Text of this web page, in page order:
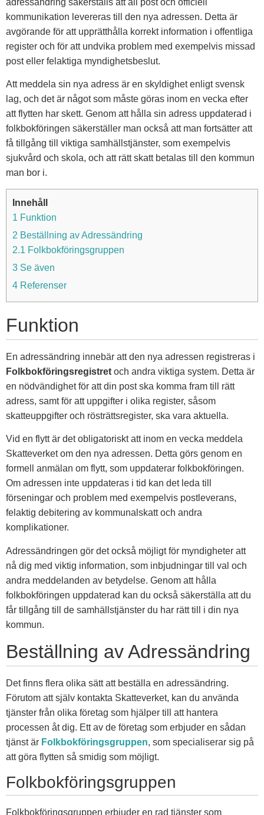
adressändring säkerställs att all post och officiell
kommunikation levereras till den nya adressen. Detta är
avgörande för att upprätthålla korrekt information i offentliga
register och för att undvika problem med exempelvis missad
post eller felaktiga myndighetsbeslut.
Att meddela sin nya adress är en skyldighet enligt svensk
lag, och det är något som måste göras inom en vecka efter
att flytten har skett. Genom att hålla sin adress uppdaterad i
folkbokföringen säkerställer man också att man fortsätter att
få tillgång till viktiga samhällstjänster, som exempelvis
sjukvård och skola, och att rätt skatt betalas till den kommun
man bor i.
Innehåll
1 Funktion
2 Beställning av Adressändring
2.1 Folkbokföringsgruppen
3 Se även
4 Referenser
Funktion
En adressändring innebär att den nya adressen registreras i
Folkbokföringsregistret och andra viktiga system. Detta är
en nödvändighet för att din post ska komma fram till rätt
adress, samt för att uppgifter i olika register, såsom
skatteuppgifter och rösträttsregister, ska vara aktuella.
Vid en flytt är det obligatoriskt att inom en vecka meddela
Skatteverket om den nya adressen. Detta görs genom en
formell anmälan om flytt, som uppdaterar folkbokföringen.
Om adressen inte uppdateras i tid kan det leda till
förseningar och problem med exempelvis postleverans,
felaktig debitering av kommunalskatt och andra
komplikationer.
Adressändringen gör det också möjligt för myndigheter att
nå dig med viktig information, som inbjudningar till val och
andra meddelanden av betydelse. Genom att hålla
folkbokföringen uppdaterad kan du också säkerställa att du
får tillgång till de samhällstjänster du har rätt till i din nya
kommun.
Beställning av Adressändring
Det finns flera olika sätt att beställa en adressändring.
Förutom att själv kontakta Skatteverket, kan du använda
tjänster från olika företag som hjälper till att hantera
processen åt dig. Ett av de företag som erbjuder en sådan
tjänst är Folkbokföringsgruppen, som specialiserar sig på
att göra flytten så smidig som möjligt.
Folkbokföringsgruppen
Folkbokföringsgruppen erbjuder en rad tjänster som